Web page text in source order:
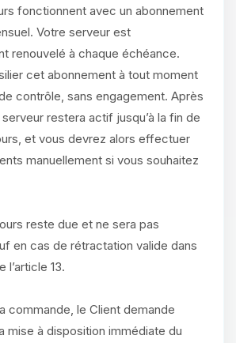
fonctionnent avec un abonnement
Votre serveur est
renouvelé à chaque échéance.
cet abonnement à tout moment
contrôle, sans engagement. Après
restera actif jusqu’à la fin de
et vous devrez alors effectuer
manuellement si vous souhaitez
reste due et ne sera pas
en cas de rétractation valide dans
l’article 13.
commande, le Client demande
mise à disposition immédiate du